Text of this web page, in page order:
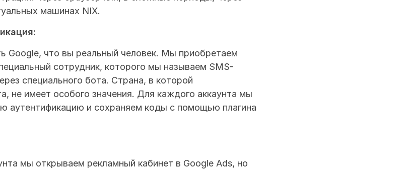
машинах NIX.
сотрудник, которого мы называем SMS-
специального бота. Страна, в которой
не имеет особого значения. Для каждого аккаунта мы
аутентификацию и сохраняем коды с помощью плагина
мы открываем рекламный кабинет в Google Ads, но